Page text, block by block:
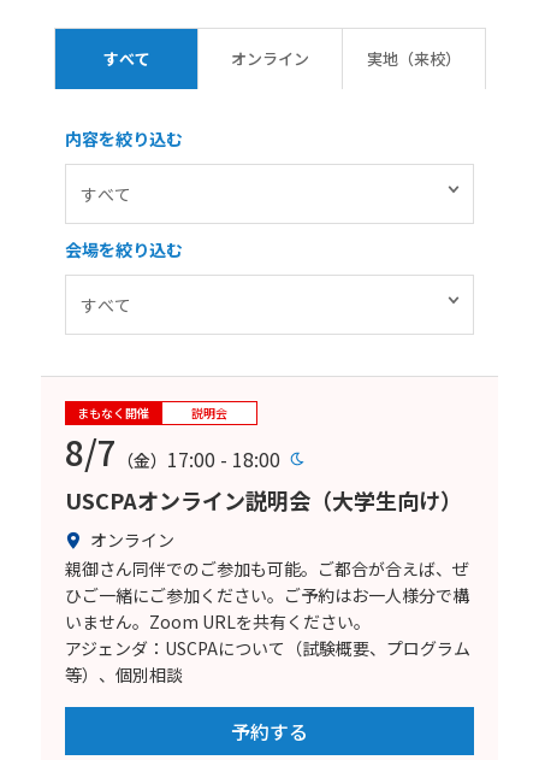
すべて オンライン 実地（来校）
内容を絞り込む
会場を絞り込む
まもなく開催 説明会
8/7 （金） 17:00 - 18:00
USCPAオンライン説明会（大学生向け）
オンライン
親御さん同伴でのご参加も可能。ご都合が合えば、ぜ
ひご一緒にご参加ください。ご予約はお一人様分で構
いません。Zoom URLを共有ください。
アジェンダ：USCPAについて（試験概要、プログラム
等）、個別相談
予約する